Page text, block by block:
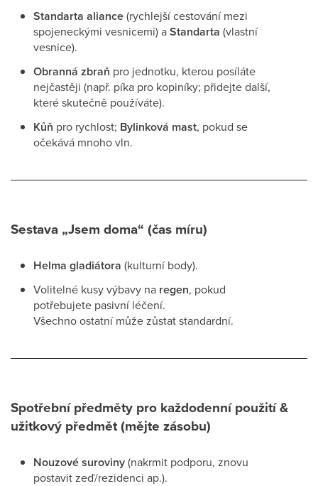
Standarta aliance(rychlejší cestování mezi
spojeneckými vesnicemi) aStandarta (vlastní
vesnice).
Obranná zbraň pro jednotku, kterou posíláte
nejčastěji (např. píka pro kopiníky; přidejte další,
které skutečně používáte).
Kůň pro rychlost; Bylinková mast, pokud se
očekává mnoho vln.
Sestava „Jsem doma“ (čas míru)
Helma gladiátora (kulturní body).
Volitelné kusy výbavy na regen, pokud
potřebujete pasivní léčení.
Všechno ostatní může zůstat standardní.
Spotřební předměty pro každodenní použití &
užitkový předmět (mějte zásobu)
Nouzové suroviny(nakrmit podporu, znovu
postavit zeď/rezidenci ap.).